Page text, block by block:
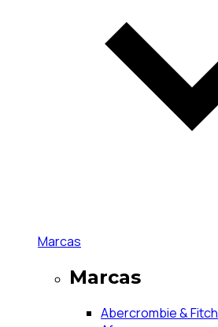
Marcas
Marcas
Abercrombie & Fitch